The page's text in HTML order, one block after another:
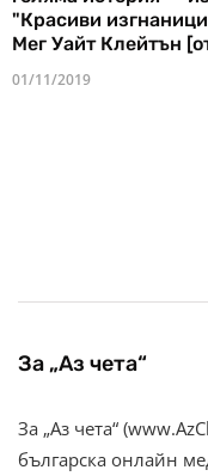
"Красиви
Мег Уайт Клейтън
01/11/2019
За „Аз чета“
За „Аз чета“
българска онлайн